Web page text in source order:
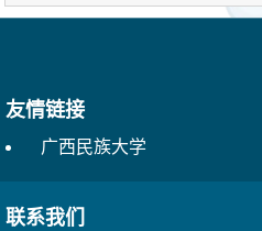
友情链接
广西民族大学
联系我们